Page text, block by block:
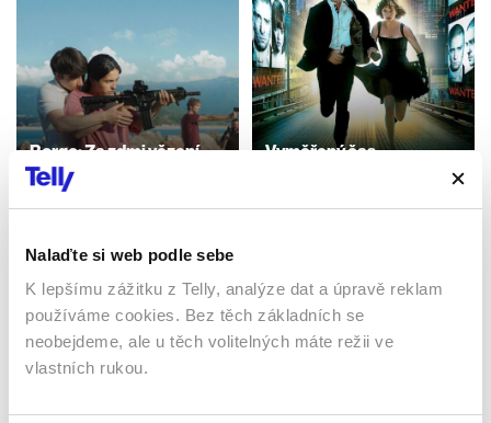
Nalaďte si web podle sebe
K lepšímu zážitku z Telly, analýze dat a úpravě reklam
používáme cookies. Bez těch základních se
neobejdeme, ale u těch volitelných máte režii ve
vlastních rukou.
Borgo: Za zdmi vězení
2023 | Francie | 117 min
Filmy / Krimi / Drama
Vyměřený čas
Sledujte kdekoliv až na 6 zařízeních
Sledovat internetovou televizi jde odkudkoliv
po celé EU, a to až na 6 zařízeních.